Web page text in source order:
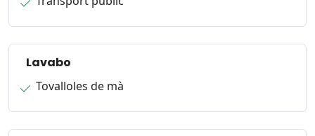
Lavabo
Tovalloles de mà